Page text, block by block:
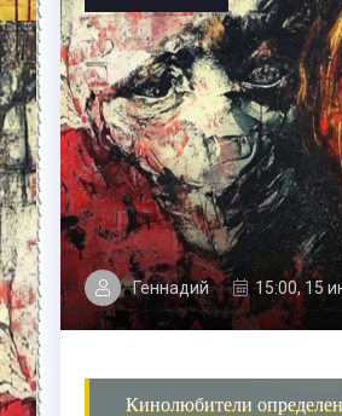
Геннадий 15:00, 15
Кинолюбители